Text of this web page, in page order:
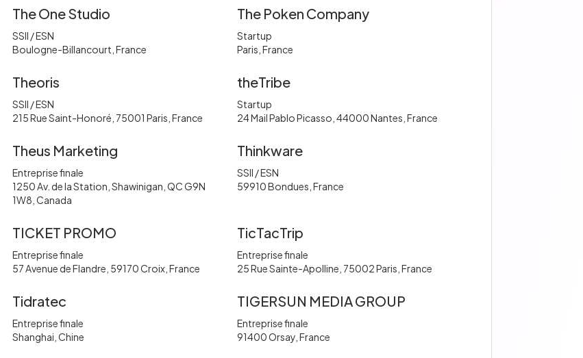
The One Studio
SSII / ESN
Boulogne-Billancourt, France
The Poken Company
Startup
Paris, France
Theoris
SSII / ESN
215 Rue Saint-Honoré, 75001 Paris, France
theTribe
Startup
24 Mail Pablo Picasso, 44000 Nantes, France
Theus Marketing
Entreprise finale
1250 Av. de la Station, Shawinigan, QC G9N
1W8, Canada
Thinkware
SSII / ESN
59910 Bondues, France
TICKET PROMO
Entreprise finale
57 Avenue de Flandre, 59170 Croix, France
TicTacTrip
Entreprise finale
25 Rue Sainte-Apolline, 75002 Paris, France
Tidratec
Entreprise finale
Shanghai, Chine
TIGERSUN MEDIA GROUP
Entreprise finale
91400 Orsay, France